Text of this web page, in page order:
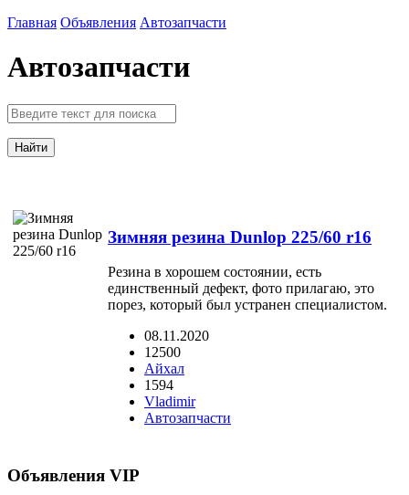
Главная Объявления Автозапчасти
Автозапчасти
Найти
Зимняя резина Dunlop 225/60 r16
Резина в хорошем состоянии, есть
единственный дефект, фото прилагаю, это
порез, который был устранен специалистом.
08.11.2020
12500
Айхал
1594
Vladimir
Автозапчасти
Объявления VIP